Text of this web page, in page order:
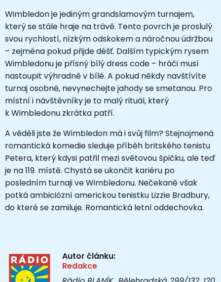
Wimbledon je jediným grandslamovým turnajem,
který se stále hraje na trávě. Tento povrch je proslulý
svou rychlostí, nízkým odskokem a náročnou údržbou
– zejména pokud přijde déšť. Dalším typickým rysem
Wimbledonu je přísný bílý dress code – hráči musí
nastoupit výhradně v bílé. A pokud někdy navštívíte
turnaj osobně, nevynechejte jahody se smetanou. Pro
místní i návštěvníky je to malý rituál, který
k Wimbledonu zkrátka patří.
A věděli jste že Wimbledon má i svůj film? Stejnojmená
romantická komedie sleduje příběh britského tenistu
Petera, který kdysi patřil mezi světovou špičku, ale teď
je na 119. místě. Chystá se ukončit kariéru po
posledním turnaji ve Wimbledonu. Nečekaně však
potká ambiciózní americkou tenistku Lizzie Bradbury,
do které se zamiluje. Romantická letní oddechovka.
Autor článku:
Redakce